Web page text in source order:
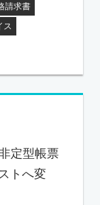
請求書
ス
定型帳票
トへ変